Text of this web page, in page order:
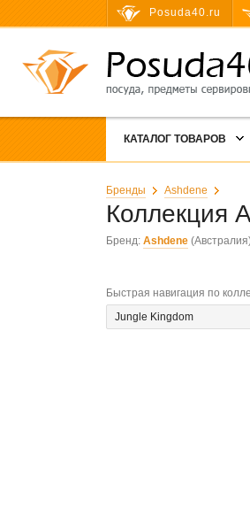
Posuda40.ru
КАТАЛОГ ТОВАРОВ
Бренды Ashdene
Коллекция
Бренд: Ashdene
Быстрая навигация по